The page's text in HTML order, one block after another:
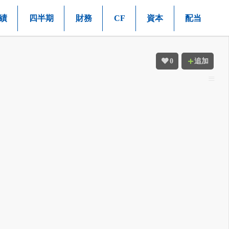
四半期 財務 CF 資本 配当
0 追加